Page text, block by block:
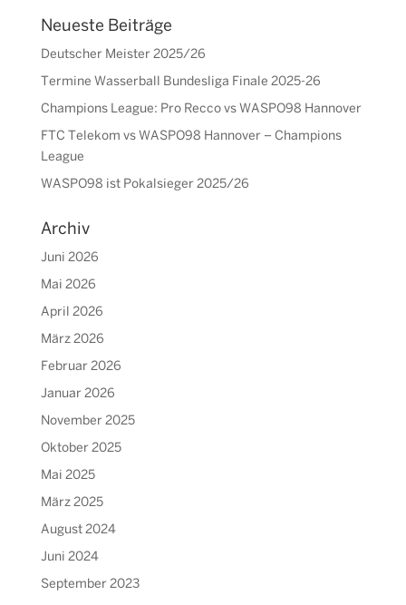
Neueste Beiträge
Deutscher Meister 2025/26
Termine Wasserball Bundesliga Finale 2025-26
Champions League: Pro Recco vs WASPO98 Hannover
FTC Telekom vs WASPO98 Hannover – Champions
League
WASPO98 ist Pokalsieger 2025/26
Archiv
Juni 2026
Mai 2026
April 2026
März 2026
Februar 2026
Januar 2026
November 2025
Oktober 2025
Mai 2025
März 2025
August 2024
Juni 2024
September 2023